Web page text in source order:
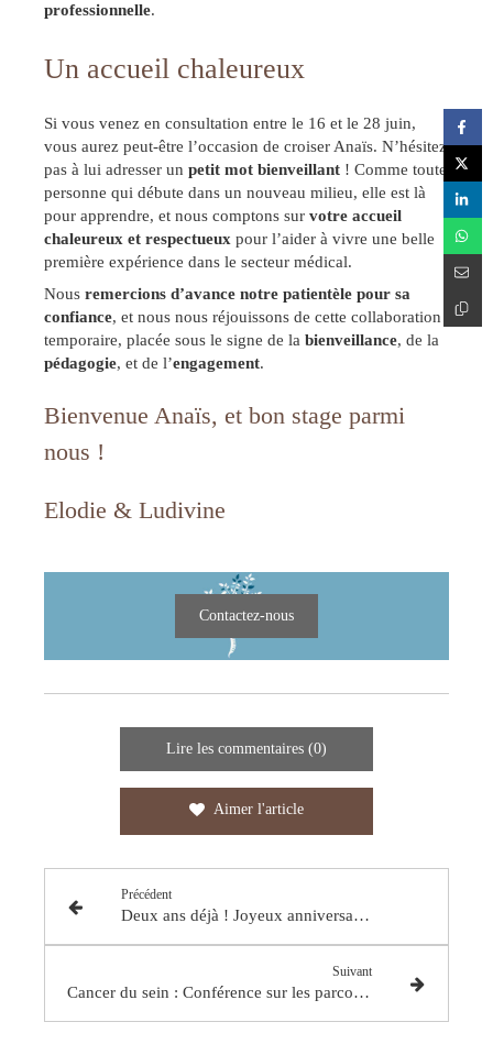
professionnelle.
Un accueil chaleureux
Si vous venez en consultation entre le 16 et le 28 juin,
vous aurez peut-être l’occasion de croiser Anaïs. N’hésitez
pas à lui adresser un petit mot bienveillant ! Comme toute
personne qui débute dans un nouveau milieu, elle est là
pour apprendre, et nous comptons sur votre accueil
chaleureux et respectueux pour l’aider à vivre une belle
première expérience dans le secteur médical.
Nous remercions d’avance notre patientèle pour sa
confiance, et nous nous réjouissons de cette collaboration
temporaire, placée sous le signe de la bienveillance, de la
pédagogie, et de l’engagement.
Bienvenue Anaïs, et bon stage parmi
nous !
Elodie & Ludivine
Contactez-nous
Lire les commentaires (0)
Aimer l'article
Précédent
Deux ans déjà ! Joyeux anniversaire professionnel à Ludivine Guégan
Suivant
Cancer du sein : Conférence sur les parcours de soins optimisés au CMC 2